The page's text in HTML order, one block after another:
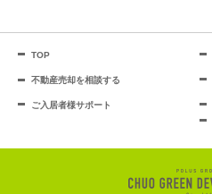
TOP
不動産売却を相談する
ご入居者様サポート